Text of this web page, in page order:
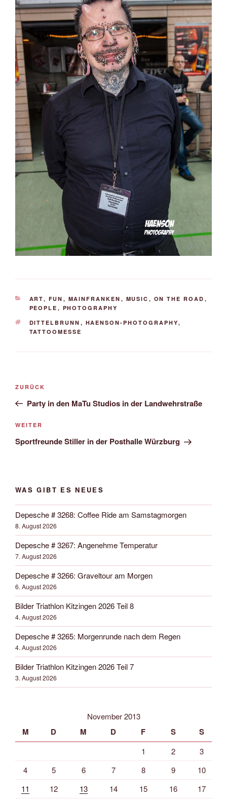
KATEGORIEN
ART, FUN , MAINFRANKEN , MUSIC , ON THE ROAD ,
PEOPLE , PHOTOGRAPHY
SCHLAGWÖRTER
DITTELBRUNN , HAENSON-PHOTOGRAPHY,
TATTOOMESSE
Beitrags-
Vorheriger
Beitrag
ZURÜCK
Party in den MaTu Studios in der Landwehrstraße
Nächster
Beitrag
WEITER
Sportfreunde Stiller in der Posthalle Würzburg
WAS GIBT ES NEUES
Depesche # 3268: Coffee Ride am Samstagmorgen
8. August 2026
Depesche # 3267: Angenehme Temperatur
7. August 2026
Depesche # 3266: Graveltour am Morgen
6. August 2026
Bilder Triathlon Kitzingen 2026 Teil 8
4. August 2026
Depesche # 3265: Morgenrunde nach dem Regen
4. August 2026
Bilder Triathlon Kitzingen 2026 Teil 7
3. August 2026
November 2013
M D M D F S S
1 2
3
4
5 6 7 8 9
10
11
12 13 14 15 16
17